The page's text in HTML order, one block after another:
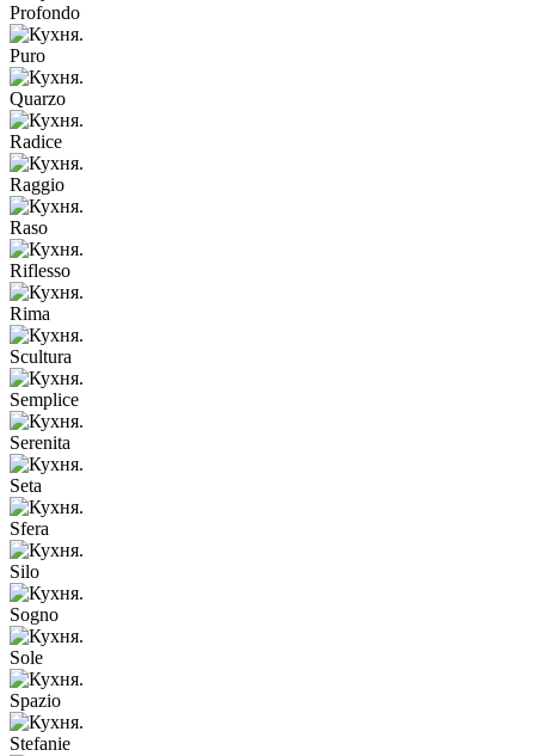
Profondo
Puro
Quarzo
Radice
Raggio
Raso
Riflesso
Rima
Scultura
Semplice
Serenita
Seta
Sfera
Silo
Sogno
Sole
Spazio
Stefanie